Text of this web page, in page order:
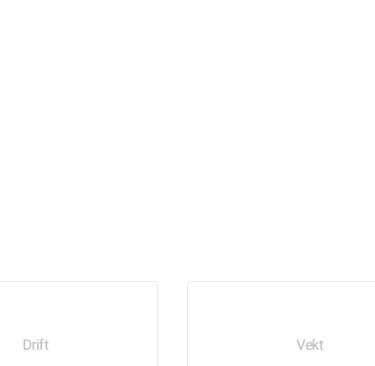
Drift Vekt